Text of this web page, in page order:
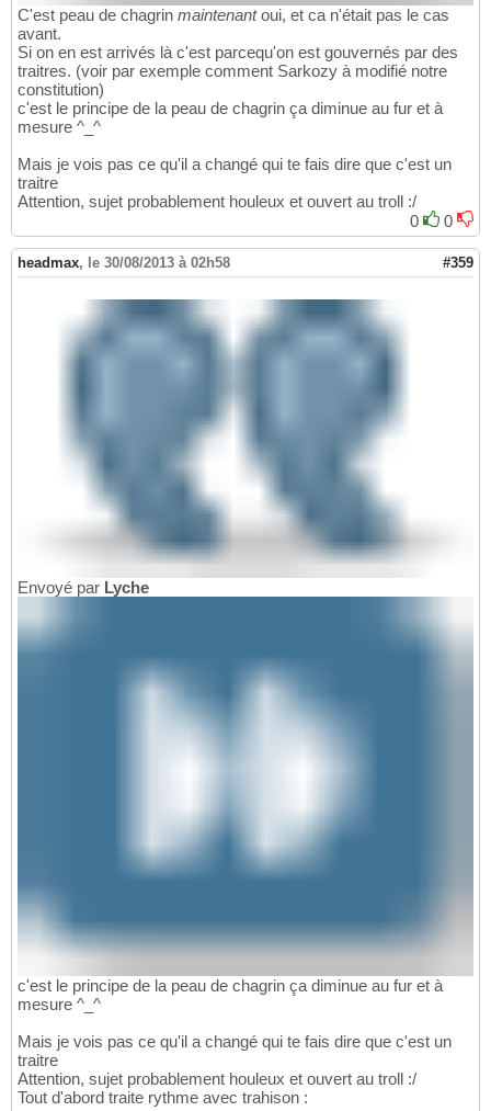
C'est peau de chagrin maintenantoui, et ca n'était pas le cas
avant.
Si on en est arrivés là c'est parcequ'on est gouvernés par des
traitres. (voir par exemple comment Sarkozy à modifié notre
constitution)
c'est le principe de la peau de chagrin ça diminue au fur et à
mesure ^_^
Mais je vois pas ce qu'il a changé qui te fais dire que c'est un
traitre
Attention, sujet probablement houleux et ouvert au troll :/
0
0
headmax, le 30/08/2013 à 02h58 #359
Envoyé par Lyche
c'est le principe de la peau de chagrin ça diminue au fur et à
mesure ^_^
Mais je vois pas ce qu'il a changé qui te fais dire que c'est un
traitre
Attention, sujet probablement houleux et ouvert au troll :/
Tout d'abord traite rythme avec trahison :